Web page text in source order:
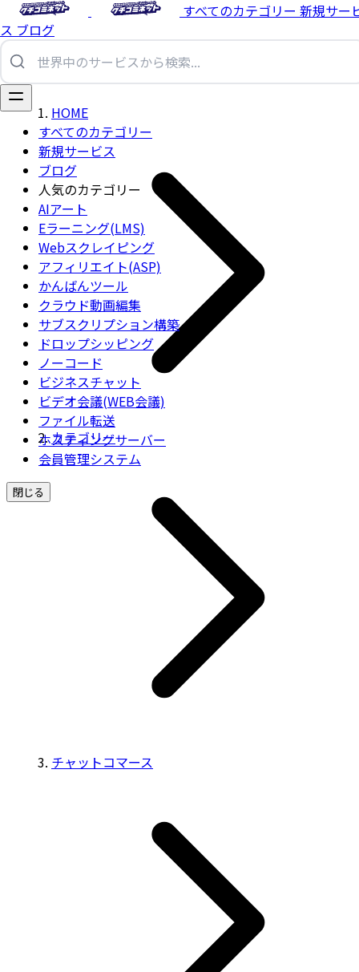
すべてのカテゴリー 新規サー
ス ブログ
すべてのカテゴリー
新規サービス
ブログ
人気のカテゴリー
AIアート
Eラーニング(LMS)
Webスクレイピング
アフィリエイト(ASP)
かんばんツール
クラウド動画編集
サブスクリプション構築
ドロップシッピング
ノーコード
ビジネスチャット
ビデオ会議(WEB会議)
ファイル転送
ホスティングサーバー
会員管理システム
閉じる
HOME
カテゴリー
チャットコマース